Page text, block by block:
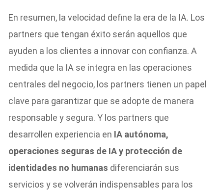
En resumen, la velocidad define la era de la IA. Los
partners que tengan éxito serán aquellos que
ayuden a los clientes a innovar con confianza. A
medida que la IA se integra en las operaciones
centrales del negocio, los partners tienen un papel
clave para garantizar que se adopte de manera
responsable y segura. Y los partners que
desarrollen experiencia en IA autónoma,
operaciones seguras de IA y protección de
identidades no humanas diferenciarán sus
servicios y se volverán indispensables para los